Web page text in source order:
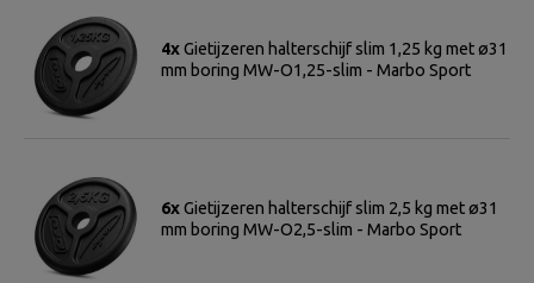
4xGietijzeren halterschijf slim 1,25 kg met ø31
mm boring MW-O1,25-slim - Marbo Sport
6xGietijzeren halterschijf slim 2,5 kg met ø31
mm boring MW-O2,5-slim - Marbo Sport